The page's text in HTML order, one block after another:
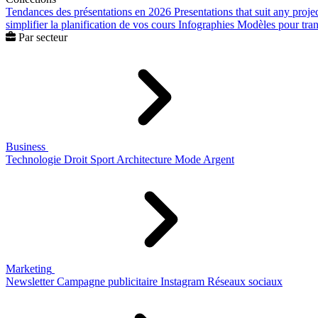
Tendances des présentations en 2026 Presentations that suit any
simplifier la planification de vos cours Infographies Modèles pour
Par secteur
Business
Technologie Droit Sport Architecture Mode Argent
Marketing
Newsletter Campagne publicitaire Instagram Réseaux sociaux